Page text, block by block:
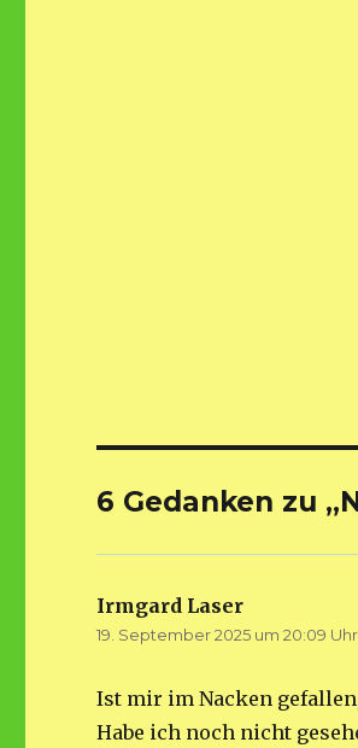
6 Gedanken zu
Irmgard Laser
19. September 2025 um 20:09 Uhr
Ist mir im Nacken
Habe ich noch nicht